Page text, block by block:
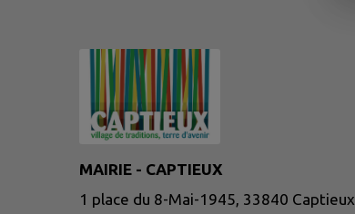
MAIRIE - CAPTIEUX
1 place du 8-Mai-1945, 33840 Captieux